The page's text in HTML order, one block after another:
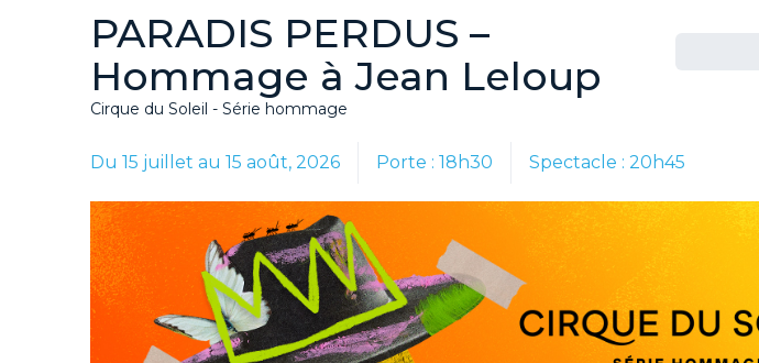
PARADIS PERDUS –
Hommage à Jean Leloup
Cirque du Soleil - Série hommage
Du 15 juillet au 15 août, 2026 Porte : 18h30 Spectacle : 20h45